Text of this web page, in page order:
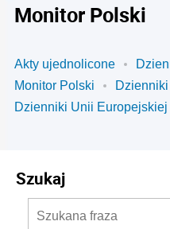
Monitor Polski
Akty ujednolicone
Monitor Polski
Dzienniki Unii Europejskiej
Szukaj